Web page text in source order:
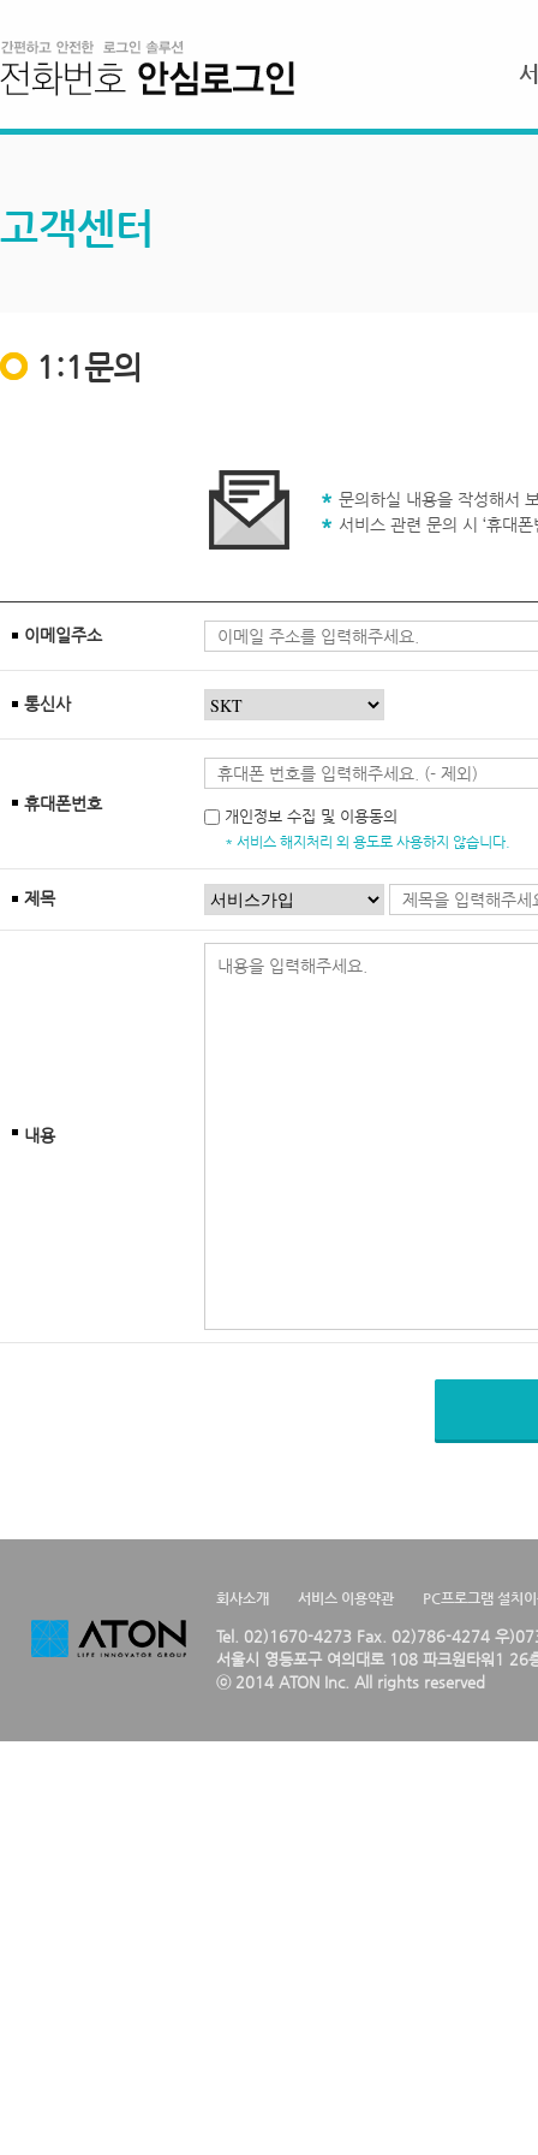
고객센터
1:1문의
문의하실 내용을 작성해서
서비스 관련 문의 시 ‘휴대
이메일주소
통신사
휴대폰번호
개인정보 수집 및 이용동의
* 서비스 해지처리 외 용도로 사용하지 않습니다.
제목
내용
회사소개 서비스 이용약관 PC프로그램 설치
Tel. 02)1670-4273 Fax. 02)786-4274 우
서울시 영등포구 여의대로 108 파크원타워1 26
ⓒ 2014 ATON Inc. All rights reserved